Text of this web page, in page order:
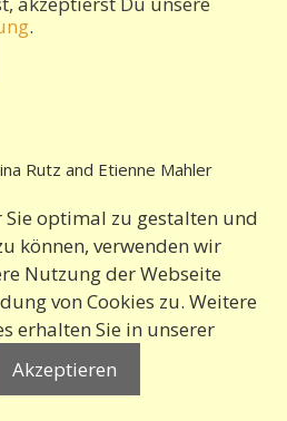
.
Rutz and Etienne Mahler
optimal zu gestalten und
können, verwenden wir
Nutzung der Webseite
von Cookies zu. Weitere
erhalten Sie in unserer
Akzeptieren